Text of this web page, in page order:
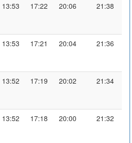
13:53 17:22 20:06 21:38
13:53 17:21 20:04 21:36
13:52 17:19 20:02 21:34
13:52 17:18 20:00 21:32